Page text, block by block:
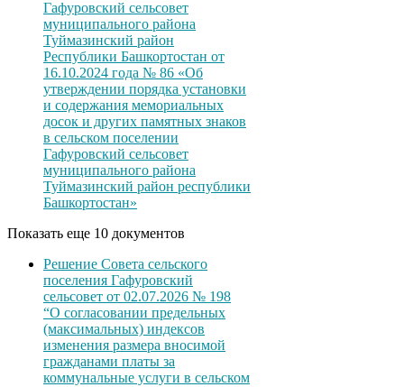
Гафуровский сельсовет
муниципального района
Туймазинский район
Республики Башкортостан от
16.10.2024 года № 86 «Об
утверждении порядка установки
и содержания мемориальных
досок и других памятных знаков
в сельском поселении
Гафуровский сельсовет
муниципального района
Туймазинский район республики
Башкортостан»
Показать еще 10 документов
Решение Совета сельского
поселения Гафуровский
сельсовет от 02.07.2026 № 198
“О согласовании предельных
(максимальных) индексов
изменения размера вносимой
гражданами платы за
коммунальные услуги в сельском